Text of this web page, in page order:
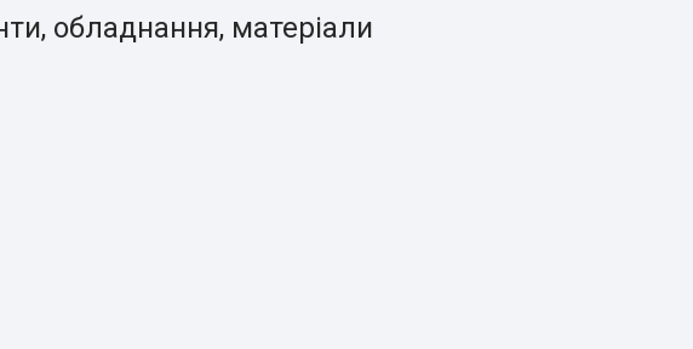
обладнання, матеріали